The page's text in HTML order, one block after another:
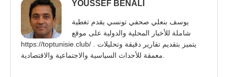
YOUSSEF BENALI
يوسف بنعلي صحفي تونسي يقدم تغطية
شاملة للأخبار المحلية والدولية على موقع
https://toptunisie.club/ . يتميز بتقديم تقارير دقيقة وتحليلات